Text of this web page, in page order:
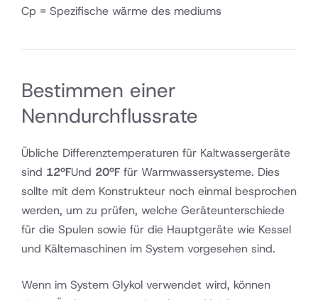
Cp = Spezifische wärme des mediums
Bestimmen einer
Nenndurchflussrate
Übliche Differenztemperaturen für Kaltwassergeräte
sind 12ºFUnd 20ºF für Warmwassersysteme. Dies
sollte mit dem Konstrukteur noch einmal besprochen
werden, um zu prüfen, welche Geräteunterschiede
für die Spulen sowie für die Hauptgeräte wie Kessel
und Kältemaschinen im System vorgesehen sind.
Wenn im System Glykol verwendet wird, können